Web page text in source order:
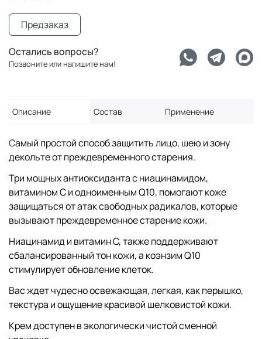
Предзаказ
Остались вопросы?
Позвоните или напишите нам!
Описание Состав Применение
Самый простой способ защитить лицо, шею и зону
декольте от преждевременного старения.
Три мощных антиоксиданта с ниацинамидом,
витамином С и одноименным Q10, помогают коже
защищаться от атак свободных радикалов, которые
вызывают преждевременное старение кожи.
Ниацинамид и витамин С, также поддерживают
сбалансированный тон кожи, а коэнзим Q10
стимулирует обновление клеток.
Вас ждет чудесно освежающая, легкая, как перышко,
текстура и ощущение красивой шелковистой кожи.
Крем доступен в экологически чистой сменной